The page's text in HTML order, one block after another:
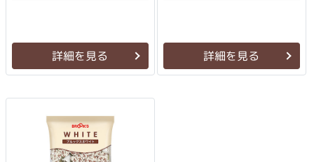
詳細を見る 詳細を見る